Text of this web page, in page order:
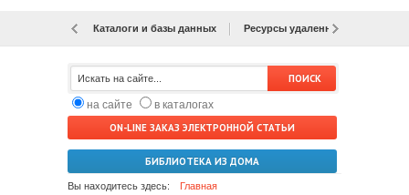
Каталоги и базы данных Ресурсы удаленного доступа
на сайте
в каталогах
ON-LINE ЗАКАЗ ЭЛЕКТРОННОЙ СТАТЬИ
БИБЛИОТЕКА ИЗ ДОМА
Вы находитесь здесь: Главная